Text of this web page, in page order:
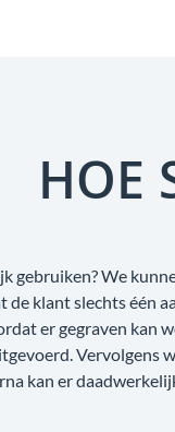
HOE
gebruiken? We
de klant slechts één
er gegraven kan
Vervolgens
kan er